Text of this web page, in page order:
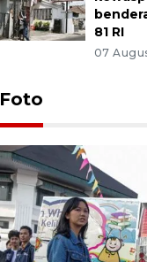
81 RI
07
Foto